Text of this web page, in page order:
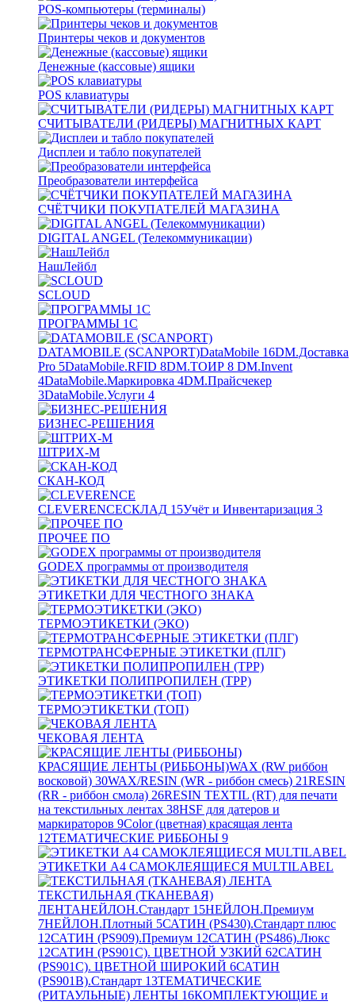
POS-компьютеры (терминалы)
Принтеры чеков и документов
Денежные (кассовые) ящики
POS клавиатуры
СЧИТЫВАТЕЛИ (РИДЕРЫ) МАГНИТНЫХ КАРТ
Дисплеи и табло покупателей
Преобразователи интерфейса
СЧЁТЧИКИ ПОКУПАТЕЛЕЙ МАГАЗИНА
DIGITAL ANGEL (Телекоммуникации)
НашЛейбл
SCLOUD
ПРОГРАММЫ 1С
DATAMOBILE (SCANPORT)DataMobile 16DM.Доставка
Pro 5DataMobile.RFID 8DM.ТОИР 8 DM.Invent
4DataMobile.Маркировка 4DM.Прайсчекер
3DataMobile.Услуги 4
БИЗНЕС-РЕШЕНИЯ
ШТРИХ-М
СКАН-КОД
CLEVERENCEСКЛАД 15Учёт и Инвентаризация 3
ПРОЧЕЕ ПО
GODEX программы от производителя
ЭТИКЕТКИ ДЛЯ ЧЕСТНОГО ЗНАКА
ТЕРМОЭТИКЕТКИ (ЭКО)
ТЕРМОТРАНСФЕРНЫЕ ЭТИКЕТКИ (ПЛГ)
ЭТИКЕТКИ ПОЛИПРОПИЛЕН (TPP)
ТЕРМОЭТИКЕТКИ (ТОП)
ЧЕКОВАЯ ЛЕНТА
КРАСЯЩИЕ ЛЕНТЫ (РИББОНЫ)WAX (RW риббон
восковой) 30WAX/RESIN (WR - риббон смесь) 21RESIN
(RR - риббон смола) 26RESIN TEXTIL (RT) для печати
на текстильных лентах 38HSF для датеров и
маркираторов 9Color (цветная) красящая лента
12ТЕМАТИЧЕСКИЕ РИББОНЫ 9
ЭТИКЕТКИ А4 САМОКЛЕЯЩИЕСЯ MULTILABEL
ТЕКСТИЛЬНАЯ (ТКАНЕВАЯ)
ЛЕНТАНЕЙЛОН.Стандарт 15НЕЙЛОН.Премиум
7НЕЙЛОН.Плотный 5САТИН (PS430).Стандарт плюс
12САТИН (PS909).Премиум 12САТИН (PS486).Люкс
12САТИН (PS901C). ЦВЕТНОЙ УЗКИЙ 62САТИН
(PS901C). ЦВЕТНОЙ ШИРОКИЙ 6САТИН
(PS901B).Стандарт 13ТЕМАТИЧЕСКИЕ
(РИТАУЛЬНЫЕ) ЛЕНТЫ 16КОМПЛЕКТУЮЩИЕ и